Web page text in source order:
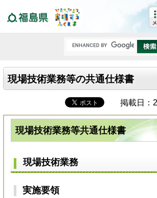
現場技術業務等の共通仕様書
掲載日：
現場技術業務等共通仕様書
現場技術業務
実施要領